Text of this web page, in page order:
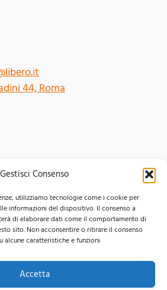
Gestisci Consenso
utilizziamo tecnologie come i cookie per
informazioni del dispositivo. Il consenso a
di elaborare dati come il comportamento di
sito. Non acconsentire o ritirare il consenso
alcune caratteristiche e funzioni.
Accetta
44, Roma